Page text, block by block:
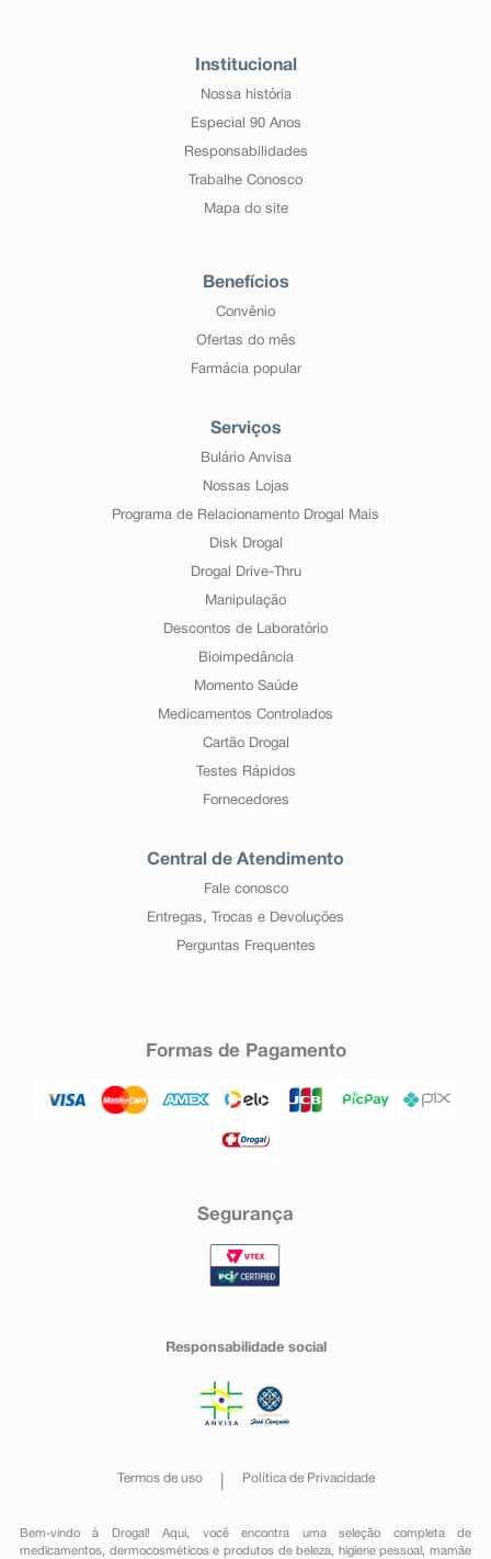
Institucional
Nossa história
Especial 90 Anos
Responsabilidades
Trabalhe Conosco
Mapa do site
Benefícios
Convênio
Ofertas do mês
Farmácia popular
Serviços
Bulário Anvisa
Nossas Lojas
Programa de Relacionamento Drogal Mais
Disk Drogal
Drogal Drive-Thru
Manipulação
Descontos de Laboratório
Bioimpedância
Momento Saúde
Medicamentos Controlados
Cartão Drogal
Testes Rápidos
Fornecedores
Central de Atendimento
Fale conosco
Entregas, Trocas e Devoluções
Perguntas Frequentes
Formas de Pagamento
Segurança
Responsabilidade social
Termos de uso Política de Privacidade
Bem-vindo à Drogal! Aqui, você encontra uma seleção completa de
medicamentos , dermocosméticos e produtos de beleza, higiene pessoal ,mamãe